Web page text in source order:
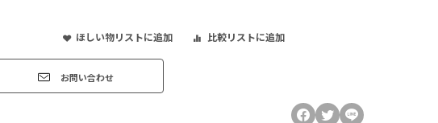
ほしい物リストに追加 比較リストに追加
お問い合わせ